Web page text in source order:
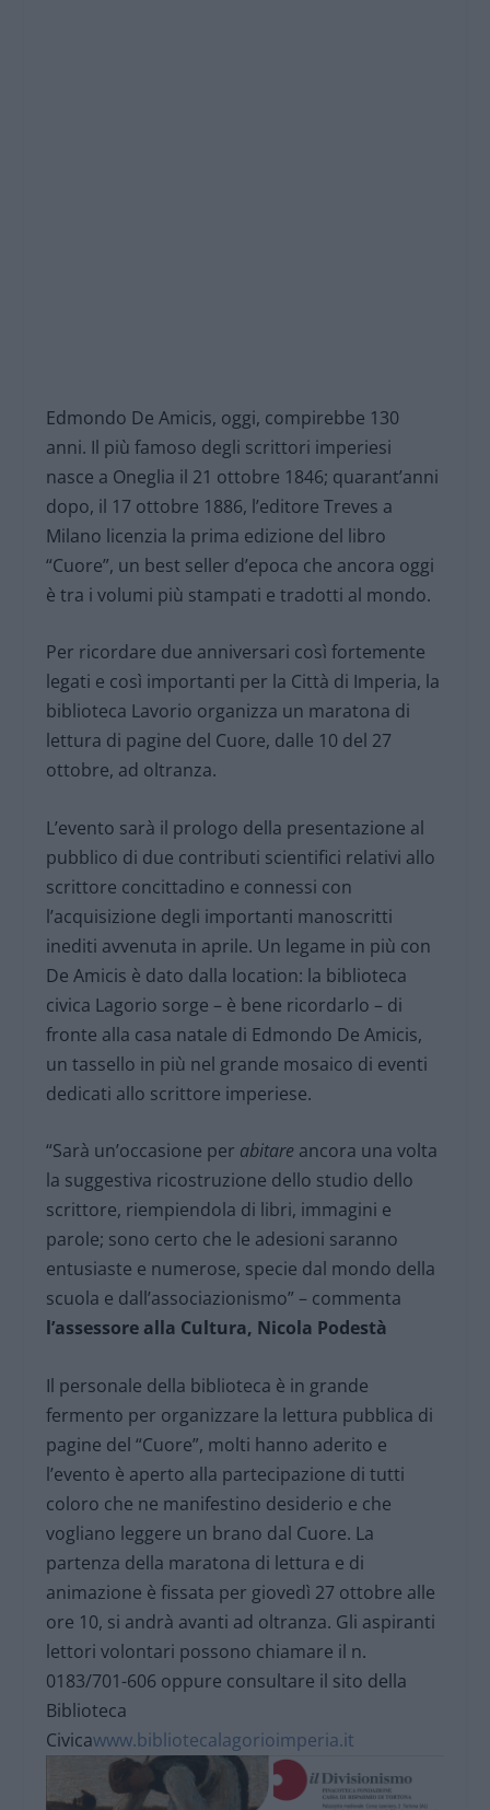
Edmondo De Amicis, oggi, compirebbe 130
anni. Il più famoso degli scrittori imperiesi
nasce a Oneglia il 21 ottobre 1846; quarant’anni
dopo, il 17 ottobre 1886, l’editore Treves a
Milano licenzia la prima edizione del libro
“Cuore”, un best seller d’epoca che ancora oggi
è tra i volumi più stampati e tradotti al mondo.
Per ricordare due anniversari così fortemente
legati e così importanti per la Città di Imperia, la
biblioteca Lavorio organizza un maratona di
lettura di pagine del Cuore, dalle 10 del 27
ottobre, ad oltranza.
L’evento sarà il prologo della presentazione al
pubblico di due contributi scientifici relativi allo
scrittore concittadino e connessi con
l’acquisizione degli importanti manoscritti
inediti avvenuta in aprile. Un legame in più con
De Amicis è dato dalla location: la biblioteca
civica Lagorio sorge – è bene ricordarlo – di
fronte alla casa natale di Edmondo De Amicis,
un tassello in più nel grande mosaico di eventi
dedicati allo scrittore imperiese.
“Sarà un’occasione per abitare ancora una volta
la suggestiva ricostruzione dello studio dello
scrittore, riempiendola di libri, immagini e
parole; sono certo che le adesioni saranno
entusiaste e numerose, specie dal mondo della
scuola e dall’associazionismo” – commenta
l’assessore alla Cultura, Nicola Podestà
Il personale della biblioteca è in grande
fermento per organizzare la lettura pubblica di
pagine del “Cuore”, molti hanno aderito e
l’evento è aperto alla partecipazione di tutti
coloro che ne manifestino desiderio e che
vogliano leggere un brano dal Cuore. La
partenza della maratona di lettura e di
animazione è fissata per giovedì 27 ottobre alle
ore 10, si andrà avanti ad oltranza. Gli aspiranti
lettori volontari possono chiamare il n.
0183/701-606 oppure consultare il sito della
Biblioteca
Civicawww.bibliotecalagorioimperia.it